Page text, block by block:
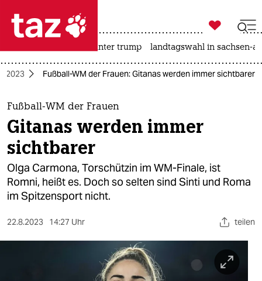
 taz zahl ich
taz zahl ich
themen
politik
öko
gesellschaft
sport

taz zahl ich
usa unter trump landtagswahl in sachsen-
2023 Fußball-WM der Frauen: Gitanas werden immer sichtbarer
Fußball-WM der Frauen
Gitanas werden immer
sichtbarer
Olga Carmona, Torschützin im WM-Finale, ist
Romni, heißt es. Doch so selten sind Sinti und Roma
im Spitzensport nicht.
22.8.2023 14:27 Uhr teilen